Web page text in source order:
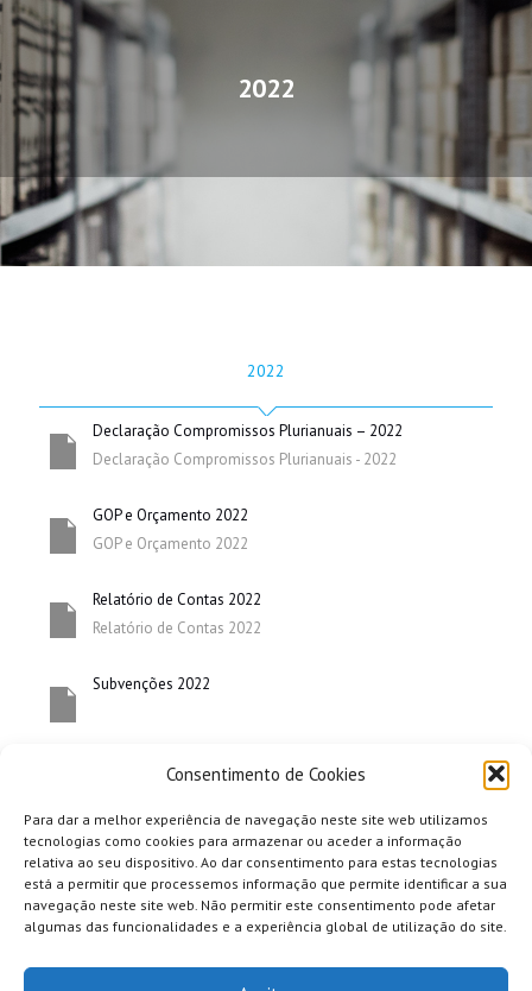
Consentimento de Cookies
Para dar a melhor experiência de navegação neste site web utilizamos
tecnologias como cookies para armazenar ou aceder a informação
relativa ao seu dispositivo. Ao dar consentimento para estas tecnologias
está a permitir que processemos informação que permite identificar a sua
navegação neste site web. Não permitir este consentimento pode afetar
algumas das funcionalidades e a experiência global de utilização do site.
2022
2022
Declaração Compromissos Plurianuais – 2022
Declaração Compromissos Plurianuais - 2022
GOP e Orçamento 2022
GOP e Orçamento 2022
Relatório de Contas 2022
Relatório de Contas 2022
Subvenções 2022